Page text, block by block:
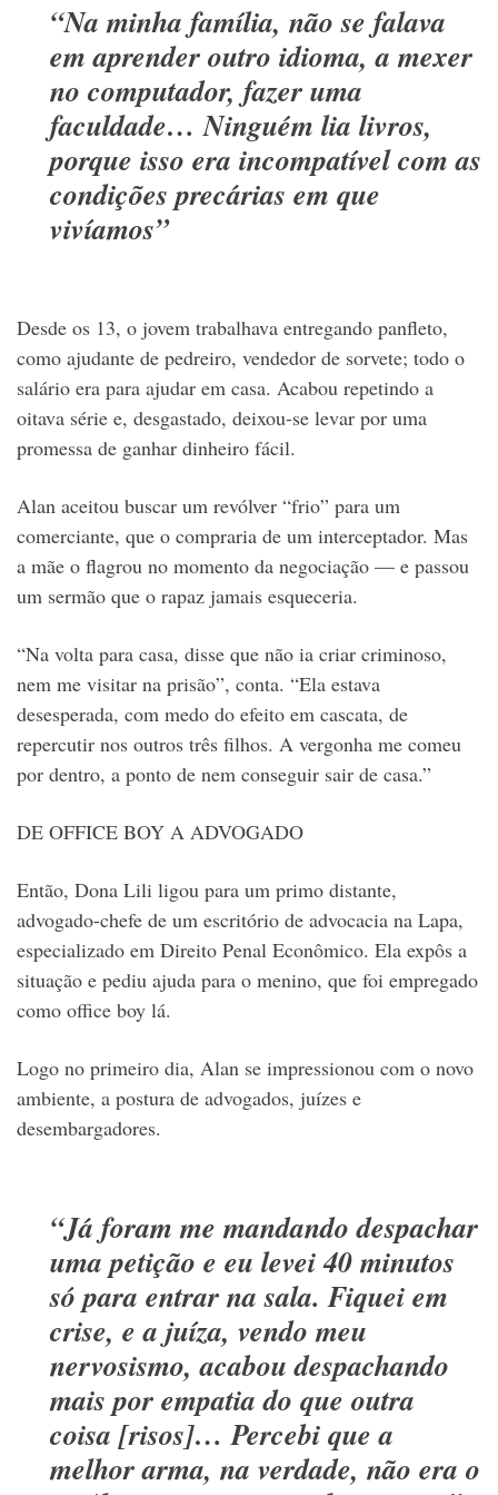
“Na minha família, não se falava
em aprender outro idioma, a mexer
no computador, fazer uma
faculdade… Ninguém lia livros,
porque isso era incompatível com as
condições precárias em que
vivíamos”
Desde os 13, o jovem trabalhava entregando panfleto,
como ajudante de pedreiro, vendedor de sorvete; todo o
salário era para ajudar em casa. Acabou repetindo a
oitava série e, desgastado, deixou-se levar por uma
promessa de ganhar dinheiro fácil.
Alan aceitou buscar um revólver “frio” para um
comerciante, que o compraria de um interceptador. Mas
a mãe o flagrou no momento da negociação — e passou
um sermão que o rapaz jamais esqueceria.
“Na volta para casa, disse que não ia criar criminoso,
nem me visitar na prisão”, conta. “Ela estava
desesperada, com medo do efeito em cascata, de
repercutir nos outros três filhos. A vergonha me comeu
por dentro, a ponto de nem conseguir sair de casa.”
DE OFFICE BOY A ADVOGADO
Então, Dona Lili ligou para um primo distante,
advogado-chefe de um escritório de advocacia na Lapa,
especializado em Direito Penal Econômico. Ela expôs a
situação e pediu ajuda para o menino, que foi empregado
como office boy lá.
Logo no primeiro dia, Alan se impressionou com o novo
ambiente, a postura de advogados, juízes e
desembargadores.
“Já foram me mandando despachar
uma petição e eu levei 40 minutos
só para entrar na sala. Fiquei em
crise, e a juíza, vendo meu
nervosismo, acabou despachando
mais por empatia do que outra
coisa [risos]… Percebi que a
melhor arma, na verdade, não era o